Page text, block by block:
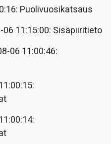
Puolivuosikatsaus
06 11:15:00: Sisäpiiritieto
06 11:00:46: